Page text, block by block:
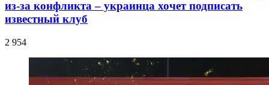
из-за конфликта – украинца хочет подписать
известный клуб
2 954